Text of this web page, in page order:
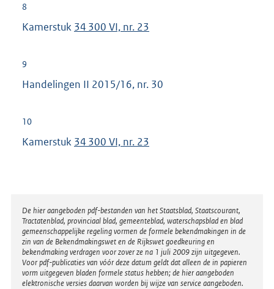
8
Kamerstuk 34 300 VI, nr. 23
9
Handelingen II 2015/16, nr. 30
10
Kamerstuk 34 300 VI, nr. 23
Disclaimer
De hier aangeboden pdf-bestanden van het Staatsblad, Staatscourant,
Tractatenblad, provinciaal blad, gemeenteblad, waterschapsblad en blad
gemeenschappelijke regeling vormen de formele bekendmakingen in de
zin van de Bekendmakingswet en de Rijkswet goedkeuring en
bekendmaking verdragen voor zover ze na 1 juli 2009 zijn uitgegeven.
Voor pdf-publicaties van vóór deze datum geldt dat alleen de in papieren
vorm uitgegeven bladen formele status hebben; de hier aangeboden
elektronische versies daarvan worden bij wijze van service aangeboden.